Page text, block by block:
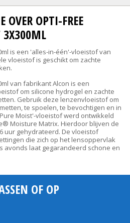
OVER OPTI-FREE
3X300ML
is een 'alles-in-één'-vloeistof van
vloeistof is geschikt om zachte
van fabrikant Alcon is een
om silicone hydrogel en zachte
Gebruik deze lenzenvloeistof om
te spoelen, te bevochtigen en in
Moist'-vloeistof werd ontwikkeld
Moisture Matrix. Hierdoor blijven de
uur gehydrateerd. De vloeistof
die zich op het lensoppervlak
avonds laat gegarandeerd schone en
OF OP